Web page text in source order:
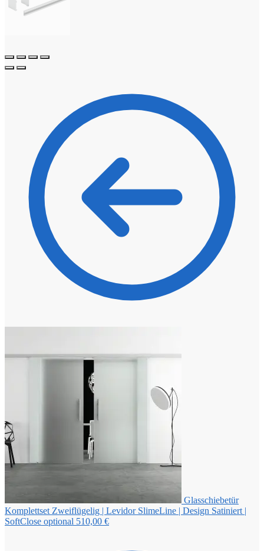
Glasschiebetür
Komplettset Zweiflügelig | Levidor SlimeLine | Design Satiniert |
SoftClose optional 510,00 €